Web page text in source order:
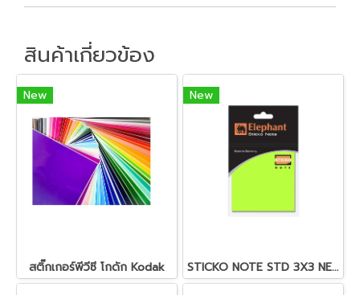
สินค้าเกี่ยวข้อง
New
สติ๊กเกอร์พีวีซี โกดัก Kodak
New
STICKO NOTE STD 3X3 NEON (OPP) 40 SH